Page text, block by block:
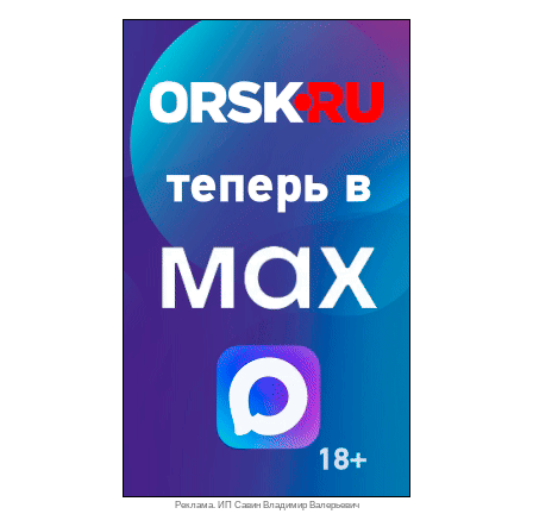
Реклама. ИП Савин Владимир Валерьевич